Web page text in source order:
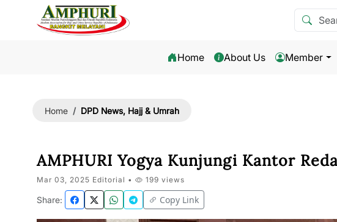
Search
Home About Us Member
Home DPD News, Hajj & Umrah
AMPHURI Yogya Kunjungi Kantor
Mar 03, 2025 Editorial • 199 views
Share: Copy Link